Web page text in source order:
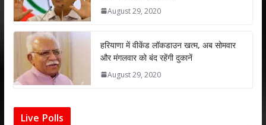
August 29, 2020
हरियाणा में वीकेंड लॉकडाउन खत्म, अब सोमवार
और मंगलवार को बंद रहेंगी दुकानें
August 29, 2020
Live Polls